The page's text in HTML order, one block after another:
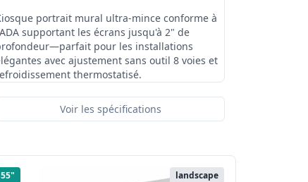
portrait mural ultra-mince conforme à
supportant les écrans jusqu'à 2" de
pour les installations
avec ajustement sans outil 8 voies et
thermostatisé.
Voir les spécifications
55" landscape